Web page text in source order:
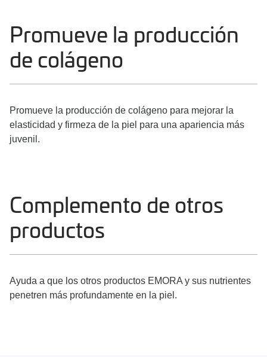
Promueve la producción
de colágeno
Promueve la producción de colágeno para mejorar la
elasticidad y firmeza de la piel para una apariencia más
juvenil.
Complemento de otros
productos
Ayuda a que los otros productos EMORA y sus nutrientes
penetren más profundamente en la piel.